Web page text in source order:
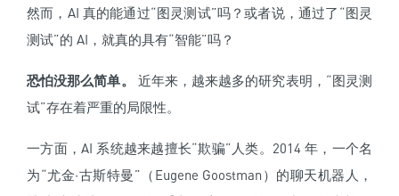
然而，AI 真的能通过“图灵测试”吗？或者说，通过了“图灵
测试”的 AI，就真的具有“智能”吗？
恐怕没那么简单。
近年来，越来越多的研究表明，“图灵测
试”存在着严重的局限性。
一方面，AI 系统越来越擅长“欺骗”人类。2014 年，一个名
为“尤金·古斯特曼”（Eugene Goostman）的聊天机器人，